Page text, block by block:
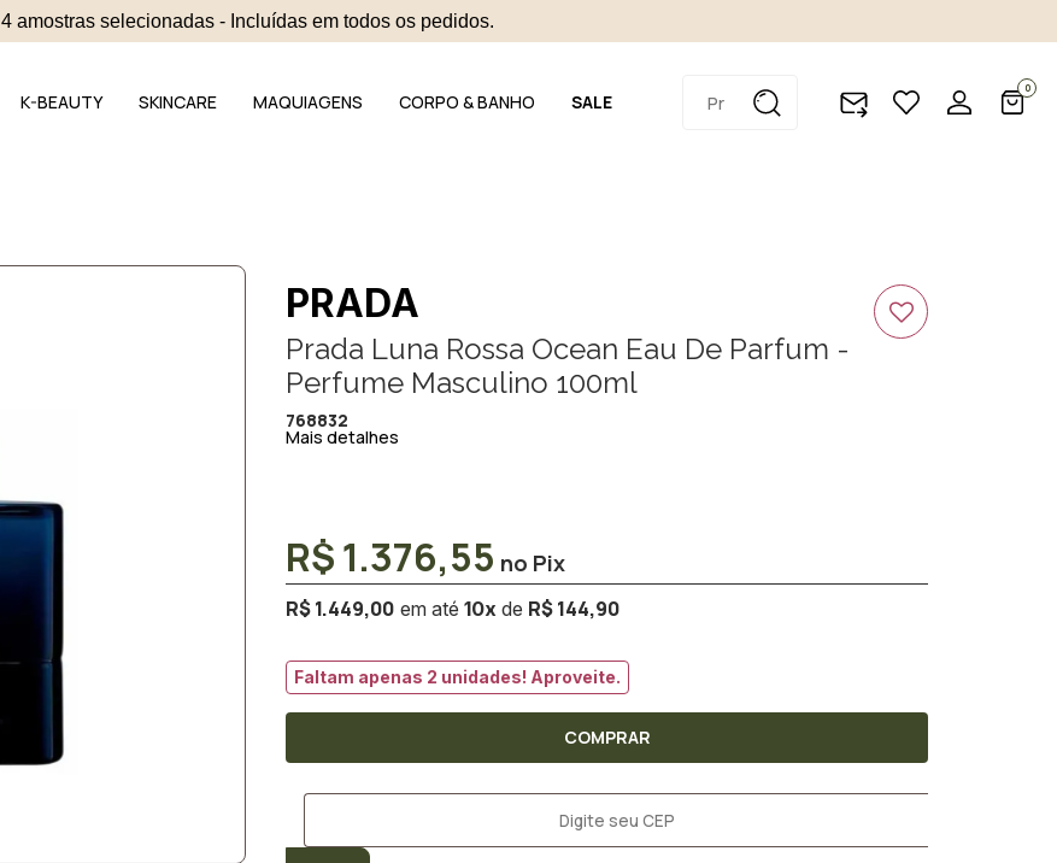
4 amostras selecionadas - Incluídas em todos os pedidos.
K-BEAUTY SKINCARE MAQUIAGENS CORPO & BANHO SALE
0
PRADA
Prada Luna Rossa Ocean Eau De Parfum -
Perfume Masculino 100ml
768832
Mais detalhes
R$ 1.449,00 10x R$ 144,90
R$ 1.376,55
Faltam apenas 2 unidades! Aproveite.
COMPRAR